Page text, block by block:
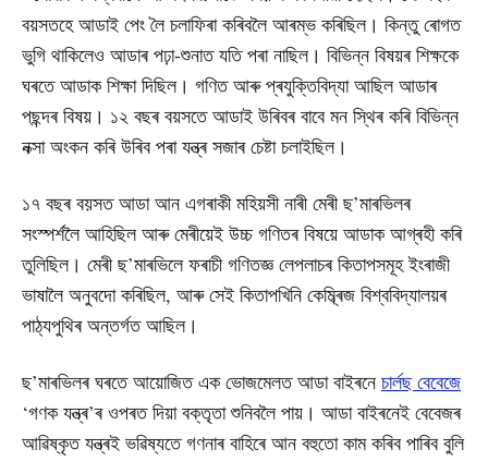
বয়সতহে আডাই পেং লৈ চলাফিৰা কৰিবলৈ আৰম্ভ কৰিছিল। কিন্তু ৰোগত
ভুগি থাকিলেও আডাৰ পঢ়া-শুনাত যতি পৰা নাছিল। বিভিন্ন বিষয়ৰ শিক্ষকে
ঘৰতে আডাক শিক্ষা দিছিল। গণিত আৰু প্ৰযুক্তিবিদ্যা আছিল আডাৰ
পছন্দৰ বিষয়। ১২ বছৰ বয়সতে আডাই উৰিবৰ বাবে মন স্থিৰ কৰি বিভিন্ন
নক্সা অংকন কৰি উৰিব পৰা যন্ত্ৰ সজাৰ চেষ্টা চলাইছিল।
১৭ বছৰ বয়সত আডা আন এগৰাকী মহিয়সী নাৰী মেৰী ছ’মাৰভিলৰ
সংস্পৰ্শলৈ আহিছিল আৰু মেৰীয়েই উচ্চ গণিতৰ বিষয়ে আডাক আগ্ৰহী কৰি
তুলিছিল। মেৰী ছ’মাৰভিলে ফৰাচী গণিতজ্ঞ লেপলাচৰ কিতাপসমূহ ইংৰাজী
ভাষালৈ অনুবদো কৰিছিল, আৰু সেই কিতাপখিনি কেম্ব্ৰিজ বিশ্ববিদ্যালয়ৰ
পাঠ্যপুথিৰ অন্তৰ্গত আছিল।
ছ’মাৰভিলৰ ঘৰতে আয়োজিত এক ভোজমেলত আডা বাইৰনে চাৰ্লছ বেবেজে
‘গণক যন্ত্ৰ’ৰ ওপৰত দিয়া বক্তৃতা শুনিবলৈ পায়। আডা বাইৰনেই বেবেজৰ
আৱিষ্কৃত যন্ত্ৰই ভৱিষ্যতে গণনাৰ বাহিৰে আন বহুতো কাম কৰিব পাৰিব বুলি